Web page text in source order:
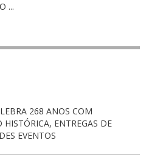
...
268 ANOS COM
HISTÓRICA, ENTREGAS DE
EVENTOS